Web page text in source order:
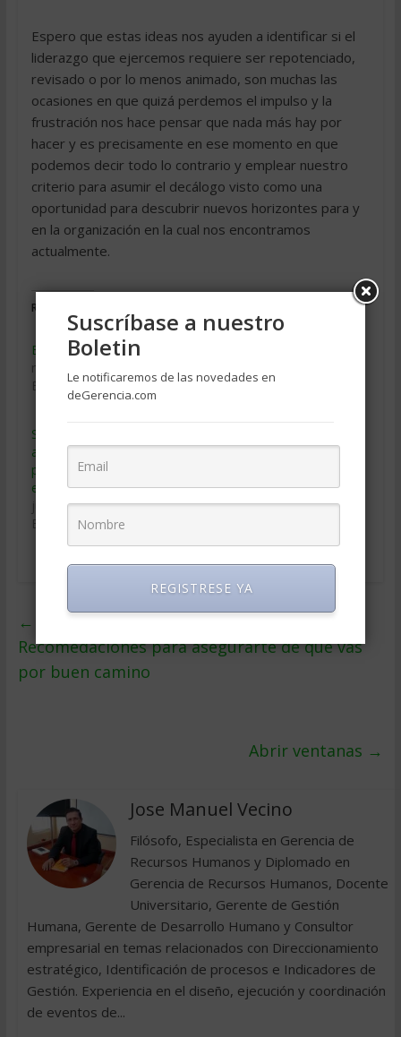
Espero que estas ideas nos ayuden a identificar si el
liderazgo que ejercemos requiere ser repotenciado,
revisado o por lo menos animado, son muchas las
ocasiones en que quizá perdemos el impulso y la
frustración nos hace pensar que nada más hay por
hacer y es precisamente en ese momento en que
podemos decir todo lo contrario y emplear nuestro
criterio para asumir el decálogo visto como una
oportunidad para descubrir nuevos horizontes para y
en la organización en la cual nos encontramos
actualmente.
Relacionado
El líder
mayo 17, 2004
En «Liderazgo»
noviembre 21, 2004
Sugerencias para la
articulación de un
programa de capacitación
empresarial
julio 20, 2018
En «Educacion Gerencial»
←
Recomedaciones para asegurarte de que vas
por buen camino
Abrir ventanas →
Jose Manuel Vecino
Filósofo, Especialista en Gerencia de
Recursos Humanos y Diplomado en
Gerencia de Recursos Humanos, Docente
Universitario, Gerente de Gestión
Humana, Gerente de Desarrollo Humano y Consultor
empresarial en temas relacionados con Direccionamiento
estratégico, Identificación de procesos e Indicadores de
Gestión. Experiencia en el diseño, ejecución y coordinación
de eventos de...
Suscríbase a nuestro
Boletin
Le notificaremos de las novedades en
deGerencia.com
REGISTRESE YA